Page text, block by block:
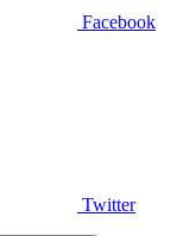
Facebook
Twitter